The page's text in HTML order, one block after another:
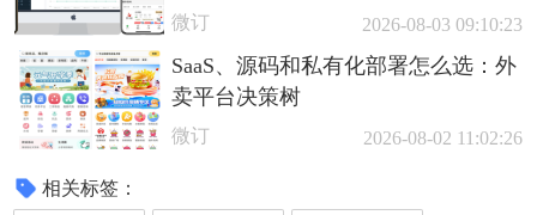
微订 2026-08-03 09:10:23
SaaS、源码和私有化部署怎么选：外
卖平台决策树
微订 2026-08-02 11:02:26
相关标签：